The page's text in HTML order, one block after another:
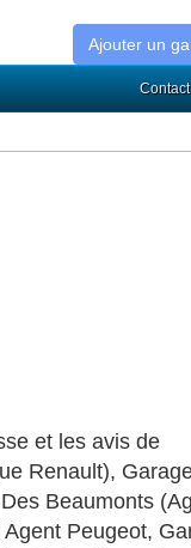
Ajouter un
Contact
et les avis de
Renault),
Beaumonts
Peugeot,